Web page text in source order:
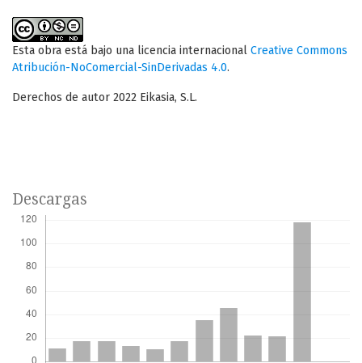
Esta obra está bajo una licencia internacional Creative Commons
Atribución-NoComercial-SinDerivadas 4.0.
Derechos de autor 2022 Eikasia, S.L.
Descargas